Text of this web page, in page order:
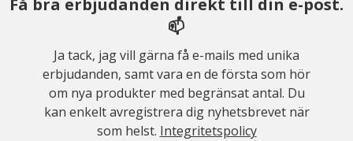
Få bra erbjudanden direkt till din e-post.
📫
Ja tack, jag vill gärna få e-mails med unika
erbjudanden, samt vara en de första som hör
om nya produkter med begränsat antal. Du
kan enkelt avregistrera dig nyhetsbrevet när
som helst. Integritetspolicy